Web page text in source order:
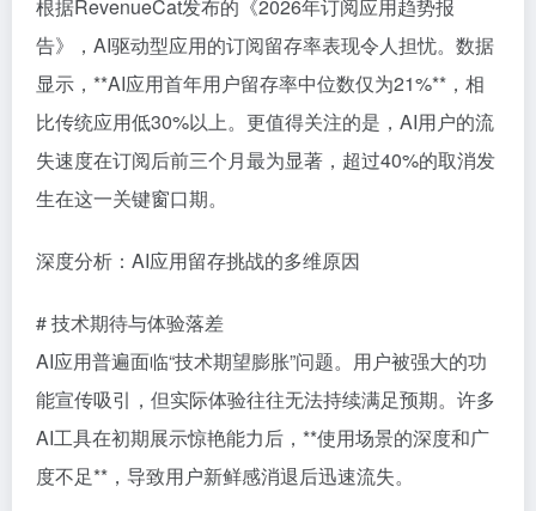
根据RevenueCat发布的《2026年订阅应用趋势报
告》，AI驱动型应用的订阅留存率表现令人担忧。数据
显示，**AI应用首年用户留存率中位数仅为21%**，相
比传统应用低30%以上。更值得关注的是，AI用户的流
失速度在订阅后前三个月最为显著，超过40%的取消发
生在这一关键窗口期。
深度分析：AI应用留存挑战的多维原因
# 技术期待与体验落差
AI应用普遍面临“技术期望膨胀”问题。用户被强大的功
能宣传吸引，但实际体验往往无法持续满足预期。许多
AI工具在初期展示惊艳能力后，**使用场景的深度和广
度不足**，导致用户新鲜感消退后迅速流失。